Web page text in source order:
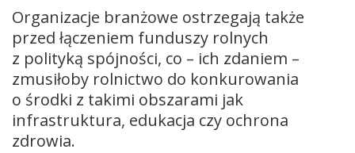
Organizacje branżowe ostrzegają także
przed łączeniem funduszy rolnych
z polityką spójności, co – ich zdaniem –
zmusiłoby rolnictwo do konkurowania
o środki z takimi obszarami jak
infrastruktura, edukacja czy ochrona
zdrowia.